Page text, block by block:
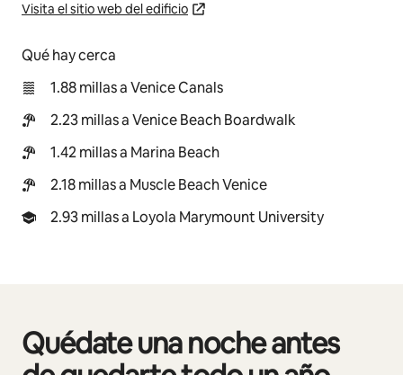
Visita el sitio web del edificio
Qué hay cerca
1.88 millas a Venice Canals
2.23 millas a Venice Beach Boardwalk
1.42 millas a Marina Beach
2.18 millas a Muscle Beach Venice
2.93 millas a Loyola Marymount University
Quédate una noche antes
Se muestran0 de 0 elementos